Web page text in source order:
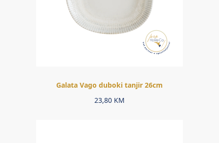
Galata Vago duboki tanjir 26cm
23,80 KM